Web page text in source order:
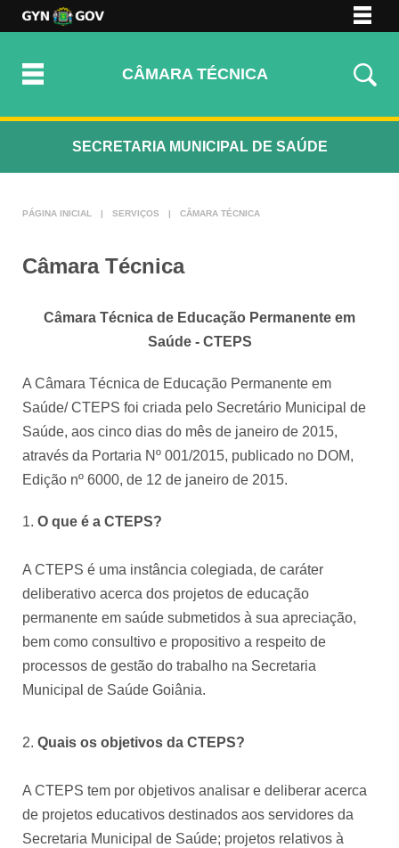
ACESSIBILIDADE
CÂMARA TÉCNICA
SECRETARIA MUNICIPAL DE SAÚDE
Página Inicial
Serviços
Resultados Exames
PÁGINA INICIAL | SERVIÇOS | CÂMARA TÉCNICA
Câmara Técnica
Câmara Técnica de Educação Permanente em
Saúde - CTEPS
A Câmara Técnica de Educação Permanente em
Saúde/ CTEPS foi criada pelo Secretário Municipal de
Saúde, aos cinco dias do mês de janeiro de 2015,
através da Portaria Nº 001/2015, publicado no DOM,
Edição nº 6000, de 12 de janeiro de 2015.
O que é a CTEPS?
A CTEPS é uma instância colegiada, de caráter
deliberativo acerca dos projetos de educação
permanente em saúde submetidos à sua apreciação,
bem como consultivo e propositivo a respeito de
processos de gestão do trabalho na Secretaria
Municipal de Saúde Goiânia.
Quais os objetivos da CTEPS?
A CTEPS tem por objetivos analisar e deliberar acerca
de projetos educativos destinados aos servidores da
Secretaria Municipal de Saúde; projetos relativos à